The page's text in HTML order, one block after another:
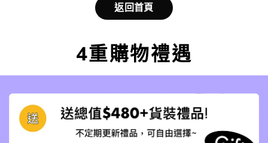
返回首頁
4重購物禮遇